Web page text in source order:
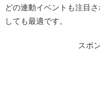
どの連動イベントも注目
しても最適です。
スポ